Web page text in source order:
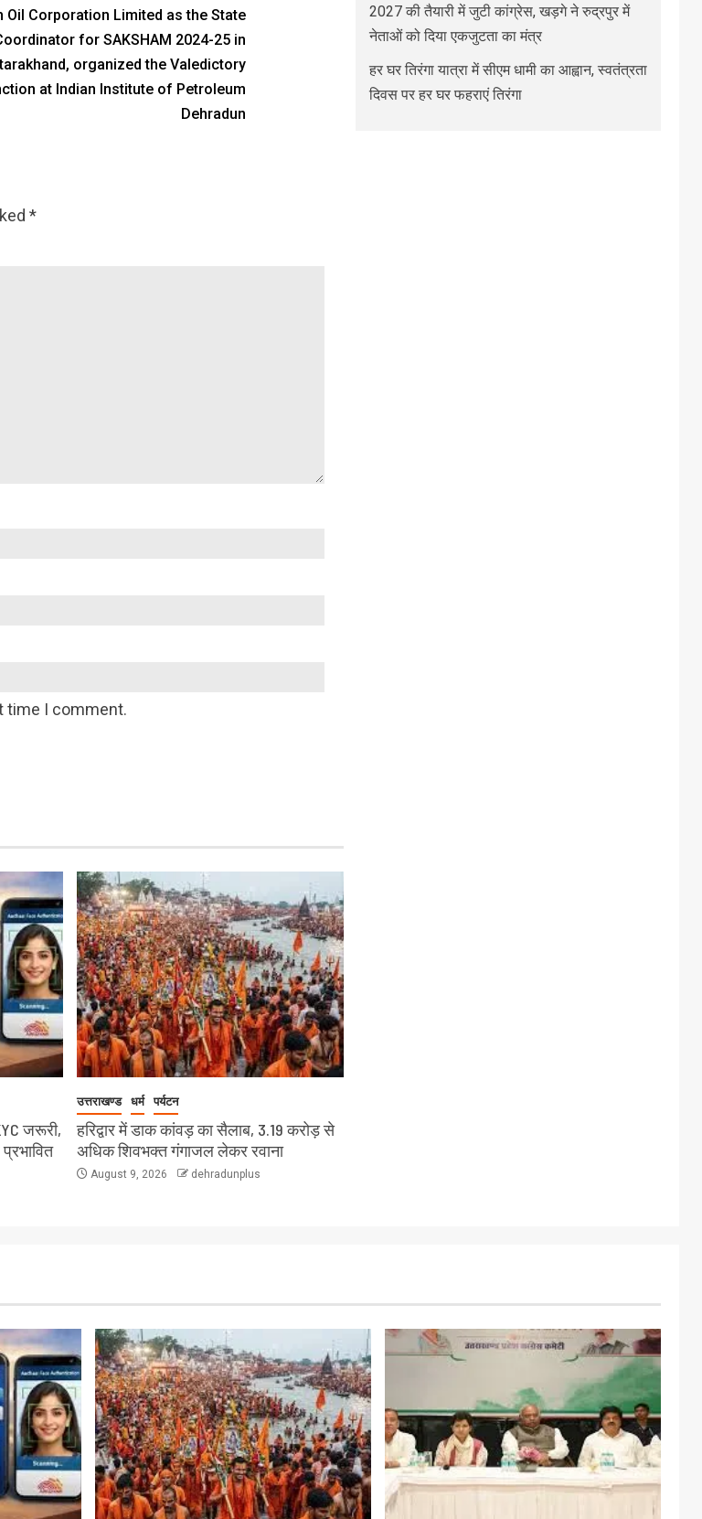
Oil Corporation Limited as the State
for SAKSHAM 2024-25 in
organized the Valedictory
at Indian Institute of Petroleum
Dehradun
*
time I comment.
जरूरी,
उत्तराखण्ड धर्म पर्यटन
हरिद्वार में डाक कांवड़ का सैलाब, 3.19 करोड़ से
अधिक शिवभक्त गंगाजल लेकर रवाना
August 9, 2026 dehradunplus
2027 की तैयारी में जुटी कांग्रेस, खड़गे ने रुद्रपुर में
नेताओं को दिया एकजुटता का मंत्र
हर घर तिरंगा यात्रा में सीएम धामी का आह्वान, स्वतंत्रता
दिवस पर हर घर फहराएं तिरंगा